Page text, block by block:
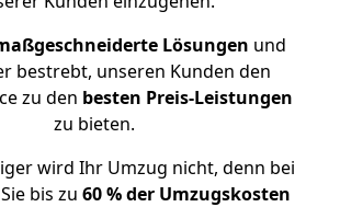
Lösungen und
bestrebt, unseren Kunden den
zu den besten Preis-Leistungen
zu bieten.
wird Ihr Umzug nicht, denn bei
bis zu 60 % der Umzugskosten